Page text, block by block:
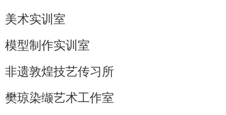
美术实训室
模型制作实训室
非遗敦煌技艺传习所
樊琼染缬艺术工作室